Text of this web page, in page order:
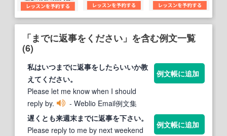
「までに返事をください」を含む例文一覧
(6)
私はいつまでに返事をしたらいいか教
えて ください。
Please let me know when I should
reply by.
- Weblio Email例文集
例文帳に追加
遅くとも来週末までに返事を下さい。
Please reply to me by next weekend
例文帳に追加